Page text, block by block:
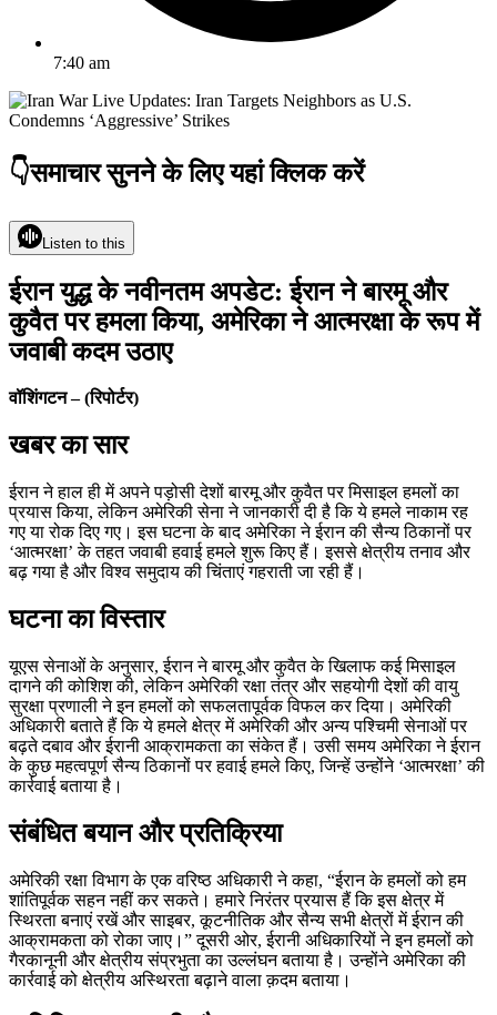
7:40 am
👇समाचार सुनने के लिए यहां क्लिक करें
Listen to this
ईरान युद्ध के नवीनतम अपडेट: ईरान ने बारमू और
कुवैत पर हमला किया, अमेरिका ने आत्मरक्षा के रूप में
जवाबी कदम उठाए
वॉशिंगटन – (रिपोर्टर)
खबर का सार
ईरान ने हाल ही में अपने पड़ोसी देशों बारमू और कुवैत पर मिसाइल हमलों का
प्रयास किया, लेकिन अमेरिकी सेना ने जानकारी दी है कि ये हमले नाकाम रह
गए या रोक दिए गए। इस घटना के बाद अमेरिका ने ईरान की सैन्य ठिकानों पर
‘आत्मरक्षा’ के तहत जवाबी हवाई हमले शुरू किए हैं। इससे क्षेत्रीय तनाव और
बढ़ गया है और विश्व समुदाय की चिंताएं गहराती जा रही हैं।
घटना का विस्तार
यूएस सेनाओं के अनुसार, ईरान ने बारमू और कुवैत के खिलाफ कई मिसाइल
दागने की कोशिश की, लेकिन अमेरिकी रक्षा तंत्र और सहयोगी देशों की वायु
सुरक्षा प्रणाली ने इन हमलों को सफलतापूर्वक विफल कर दिया। अमेरिकी
अधिकारी बताते हैं कि ये हमले क्षेत्र में अमेरिकी और अन्य पश्चिमी सेनाओं पर
बढ़ते दबाव और ईरानी आक्रामकता का संकेत हैं। उसी समय अमेरिका ने ईरान
के कुछ महत्वपूर्ण सैन्य ठिकानों पर हवाई हमले किए, जिन्हें उन्होंने ‘आत्मरक्षा’ की
कार्रवाई बताया है।
संबंधित बयान और प्रतिक्रिया
अमेरिकी रक्षा विभाग के एक वरिष्ठ अधिकारी ने कहा, “ईरान के हमलों को हम
शांतिपूर्वक सहन नहीं कर सकते। हमारे निरंतर प्रयास हैं कि इस क्षेत्र में
स्थिरता बनाएं रखें और साइबर, कूटनीतिक और सैन्य सभी क्षेत्रों में ईरान की
आक्रामकता को रोका जाए।” दूसरी ओर, ईरानी अधिकारियों ने इन हमलों को
गैरकानूनी और क्षेत्रीय संप्रभुता का उल्लंघन बताया है। उन्होंने अमेरिका की
कार्रवाई को क्षेत्रीय अस्थिरता बढ़ाने वाला क़दम बताया।